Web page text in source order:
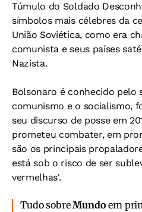
Túmulo do Soldado
símbolos mais célebres da
União Soviética, como era
comunista e seus países
Nazista.
Bolsonaro é conhecido pelo
comunismo e o socialismo,
seu discurso de posse em
prometeu combater, em
são os principais
está sob o risco de ser
vermelhas'.
Tudo sobreMundo em